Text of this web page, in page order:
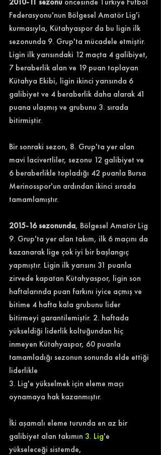
Federasyonu'nun Bölgesel Amatör Lig'i
kurmasıyla, Kütahyaspor da bu ligin ilk
sezonunda 9. Grup'ta mücadele etmiştir.
Ligin ilk yarısındaki 12 maçta 4 galibiyet,
7 beraberlik alan ve 19 puan toplayan
Kütahya Ekibi, ligin ikinci yarısında 6
galibiyet ve 4 beraberlik daha alarak 41
puana ulaşmış ve grubunu 3. sırada
bitirmiştir.
Bir sonraki sezon, 8. Grup'ta yer alan
mavi lacivertliler, sezonu 12 galibiyet ve
6 beraberlikle topladığı 42 puanla Bursa
Merinosspor'un ardından ikinci sırada
tamamlamıştır.
2015-16 sezonunda, Bölgesel Amatör Lig
9. Grup'ta yer alan takım, ilk 6 maçını da
kazanarak lige çok iyi bir başlangıç
yapmıştır. Ligin ilk yarısını 31 puanla
zirvede kapatan Kütahyaspor, ligin son
haftalarında puan farkını iyice açmış ve
bitime 4 hafta kala grubunu lider
bitirmeyi garantilemiştir. 2. haftada
yükseldiği liderlik koltuğundan hiç
inmeyen Kütahyaspor, 60 puanla
tamamladığı sezonun sonunda elde ettiği
liderlikle
3. Lig'e yükselmek için eleme maçı
oynamaya hak kazanmıştır.
İki aşamalı eleme turunda en az bir
galibiyet alan takımın 3. Lig'e
yükseleceği sistemde,